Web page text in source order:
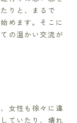
りと、まるで
めます。そこに
の温かい交流が
女性も徐々に違
ていたり、壊れ